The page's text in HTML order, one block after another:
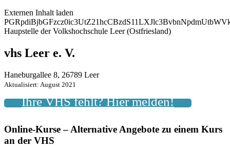
Externen Inhalt laden
Haupstelle der Volkshochschule Leer (Ostfriesland)
vhs Leer e. V.
Haneburgallee 8, 26789 Leer
Aktualisiert: August 2021
Ihre VHS fehlt? Hier melden!
Online-Kurse – Alternative Angebote zu einem Kurs
an der VHS